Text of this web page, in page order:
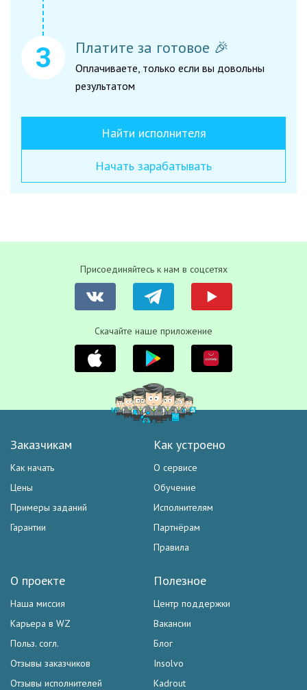
Платите за готовое 🎉
Оплачиваете, только если вы довольны
результатом
Найти исполнителя
Начать зарабатывать
Присоединяйтесь к нам в соцсетях
Скачайте наше приложение
Заказчикам
Как начать
Цены
Примеры заданий
Гарантии
Как устроено
О сервисе
Обучение
Исполнителям
Партнёрам
Правила
Полезное
Центр поддержки
Вакансии
Блог
Insolvo
Kadrout
О проекте
Наша миссия
Карьера в WZ
Польз. согл.
Отзывы заказчиков
Отзывы исполнителей